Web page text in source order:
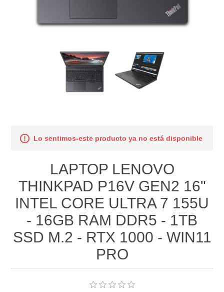
Lo sentimos-este producto ya no está disponible
LAPTOP LENOVO
THINKPAD P16V GEN2 16"
INTEL CORE ULTRA 7 155U
- 16GB RAM DDR5 - 1TB
SSD M.2 - RTX 1000 - WIN11
PRO